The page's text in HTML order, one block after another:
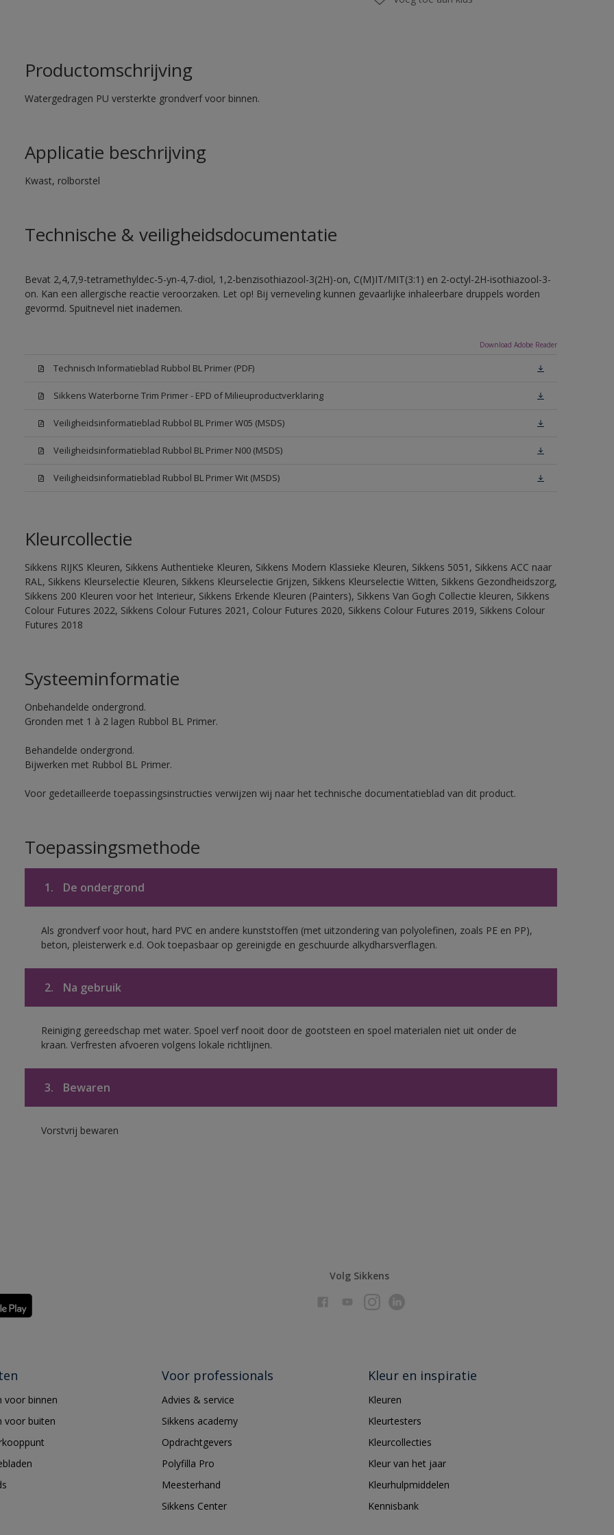
Productomschrijving
Watergedragen PU versterkte grondverf voor binnen.
Applicatie beschrijving
Kwast, rolborstel
Technische & veiligheidsdocumentatie
Bevat 2,4,7,9-tetramethyldec-5-yn-4,7-diol, 1,2-benzisothiazool-3(2H)-on, C(M)IT/MIT(3:1) en 2-octyl-2H-isothiazool-3-
on. Kan een allergische reactie veroorzaken. Let op! Bij verneveling kunnen gevaarlijke inhaleerbare druppels worden
gevormd. Spuitnevel niet inademen.
Download Adobe Reader
Technisch Informatieblad Rubbol BL Primer (PDF)
Sikkens Waterborne Trim Primer - EPD of Milieuproductverklaring
Veiligheidsinformatieblad Rubbol BL Primer W05 (MSDS)
Veiligheidsinformatieblad Rubbol BL Primer N00 (MSDS)
Veiligheidsinformatieblad Rubbol BL Primer Wit (MSDS)
Kleurcollectie
Sikkens RIJKS Kleuren, Sikkens Authentieke Kleuren, Sikkens Modern Klassieke Kleuren, Sikkens 5051, Sikkens ACC naar
RAL, Sikkens Kleurselectie Kleuren, Sikkens Kleurselectie Grijzen, Sikkens Kleurselectie Witten, Sikkens Gezondheidszorg,
Sikkens 200 Kleuren voor het Interieur, Sikkens Erkende Kleuren (Painters), Sikkens Van Gogh Collectie kleuren, Sikkens
Colour Futures 2022, Sikkens Colour Futures 2021, Colour Futures 2020, Sikkens Colour Futures 2019, Sikkens Colour
Futures 2018
Systeeminformatie
Onbehandelde ondergrond.
Gronden met 1 à 2 lagen Rubbol BL Primer.
Behandelde ondergrond.
Bijwerken met Rubbol BL Primer.
Voor gedetailleerde toepassingsinstructies verwijzen wij naar het technische documentatieblad van dit product.
Toepassingsmethode
1. De ondergrond
Als grondverf voor hout, hard PVC en andere kunststoffen (met uitzondering van polyolefinen, zoals PE en PP),
beton, pleisterwerk e.d. Ook toepasbaar op gereinigde en geschuurde alkydharsverflagen.
2. Na gebruik
Reiniging gereedschap met water. Spoel verf nooit door de gootsteen en spoel materialen niet uit onder de
kraan. Verfresten afvoeren volgens lokale richtlijnen.
3. Bewaren
Vorstvrij bewaren
Volg Sikkens
voor binnen
voor buiten
Voor professionals
Advies & service
Sikkens academy
Opdrachtgevers
Polyfilla Pro
Meesterhand
Sikkens Center
Kleur en inspiratie
Kleuren
Kleurtesters
Kleurcollecties
Kleur van het jaar
Kleurhulpmiddelen
Kennisbank